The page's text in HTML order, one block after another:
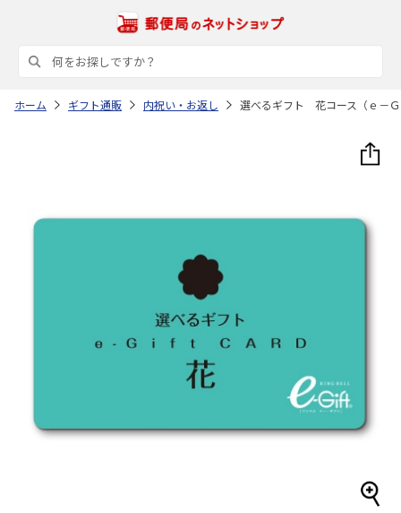
ホーム ギフト通販 内祝い・お返し 選べるギフト 花コース（ｅ－